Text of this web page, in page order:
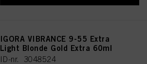
IGORA VIBRANCE 9-55 Extra
Light Blonde Gold Extra 60ml
ID-nr. 3048524